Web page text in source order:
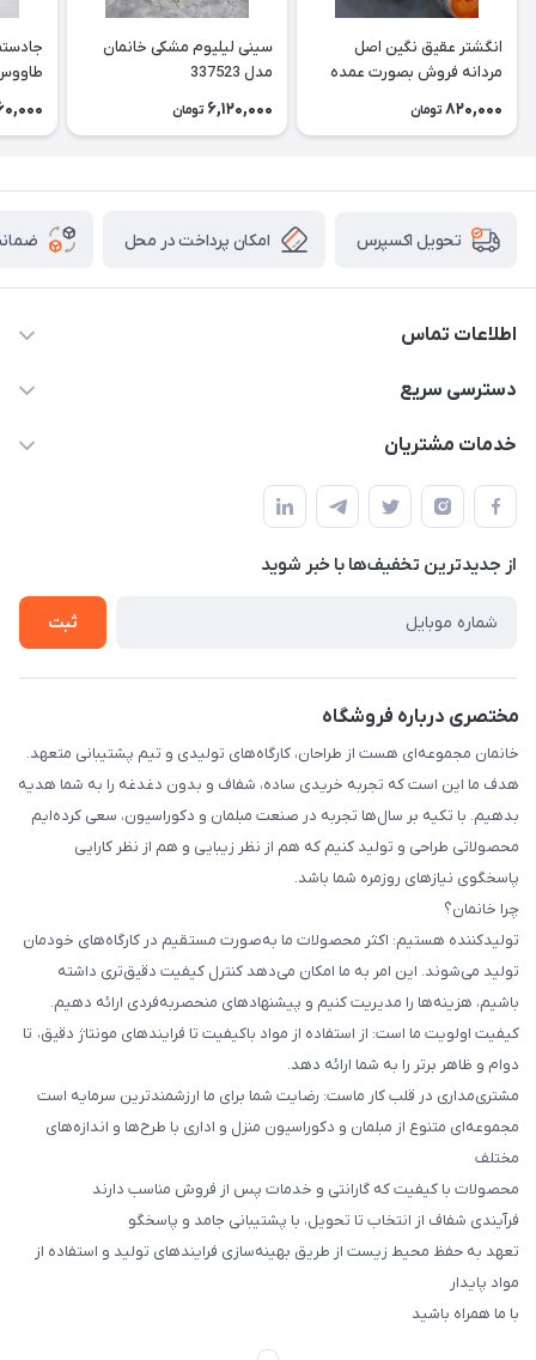
انگشتر عقیق نگین اصل
مردانه فروش بصورت عمده
3عدد هست فروش بصورت
820,000 تومان
سینی لیلیوم مشکی خانمان
مدل 337523
6,120,000 تومان
تحویل اکسپرس امکان پرداخت در محل
اطلاعات تماس
09124780957
دسترسی سریع
حساب کاربری
لیست محصولات
درباره ما
خدمات مشتریان
قوانین و مقررات
حریم خصوصی
راهنما
از جدید‌ترین تخفیف‌ها با‌ خبر شوید
ثبت
مختصری درباره فروشگاه
خانمان مجموعه‌ای هست از طراحان، کارگاه‌های تولیدی و تیم پشتیبانی متعهد.
هدف ما این است که تجربه خریدی ساده، شفاف و بدون دغدغه را به شما هدیه
بدهیم. با تکیه بر سال‌ها تجربه در صنعت مبلمان و دکوراسیون، سعی کرده‌ایم
محصولاتی طراحی و تولید کنیم که هم از نظر زیبایی و هم از نظر کارایی
پاسخگوی نیازهای روزمره شما باشد.
چرا خانمان؟
تولیدکننده هستیم: اکثر محصولات ما به‌صورت مستقیم در کارگاه‌های خودمان
تولید می‌شوند. این امر به ما امکان می‌دهد کنترل کیفیت دقیق‌تری داشته
باشیم، هزینه‌ها را مدیریت کنیم و پیشنهادهای منحصربه‌فردی ارائه دهیم.
کیفیت اولویت ما است: از استفاده از مواد باکیفیت تا فرایندهای مونتاژ دقیق، تا
دوام و ظاهر برتر را به شما ارائه دهد.
مشتری‌مداری در قلب کار ماست: رضایت شما برای ما ارزشمندترین سرمایه است
مجموعه‌ای متنوع از مبلمان و دکوراسیون منزل و اداری با طرح‌ها و اندازه‌های
مختلف
محصولات با کیفیت که گارانتی و خدمات پس از فروش مناسب دارند
فرآیندی شفاف از انتخاب تا تحویل، با پشتیبانی جامد و پاسخگو
تعهد به حفظ محیط زیست از طریق بهینه‌سازی فرایندهای تولید و استفاده از
مواد پایدار
با ما همراه باشید